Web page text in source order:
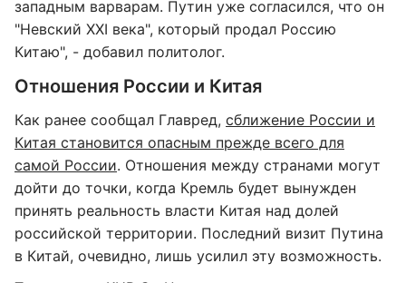
западным варварам. Путин уже согласился, что он
"Невский XXI века", который продал Россию
Китаю", - добавил политолог.
Отношения России и Китая
Как ранее сообщал Главред, сближение России и
Китая становится опасным прежде всего для
самой России. Отношения между странами могут
дойти до точки, когда Кремль будет вынужден
принять реальность власти Китая над долей
российской территории. Последний визит Путина
в Китай, очевидно, лишь усилил эту возможность.